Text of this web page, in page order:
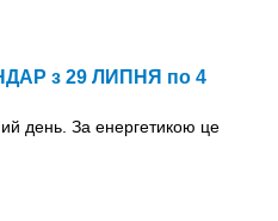
з 29 ЛИПНЯ по 4
день. За енергетикою це